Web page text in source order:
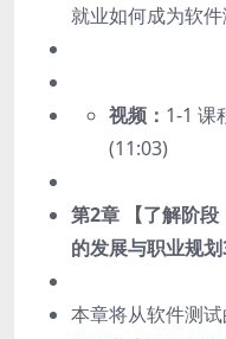
就业如何成为软件
视频： 1-1 课
(11:03)
第2章 【了解阶
的发展与职业规划
本章将从软件测